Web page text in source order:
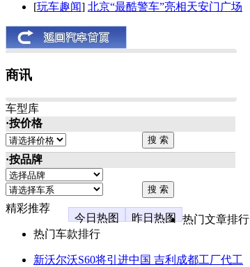
[玩车趣闻] 北京“最酷警车”亮相天安门广场
商讯
车型库
·按价格
·按品牌
精彩推荐
今日热图
昨日热图
热门文章排行
热门车款排行
新沃尔沃S60将引进中国 吉利成都工厂代工